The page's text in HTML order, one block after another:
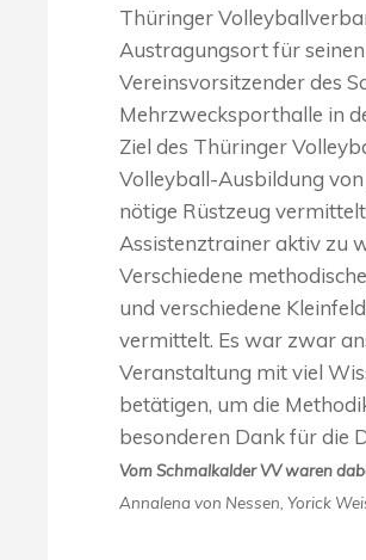
Thüringer
Austragungsort für
Vereinsvorsitzender des
Mehrzwecksporthalle in
Ziel des Thüringer
Volleyball-Ausbildung
nötige Rüstzeug
Assistenztrainer aktiv zu
Verschiedene
und verschiedene
vermittelt. Es war zwar
Veranstaltung mit viel
betätigen, um die
besonderen Dank für die
Vom Schmalkalder VV waren
Annalena von Nessen, Yorick